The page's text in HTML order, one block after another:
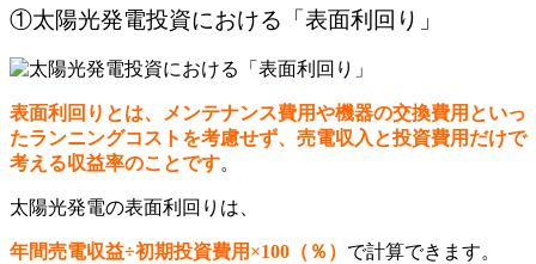
①太陽光発電投資における「表面利回り」
表面利回りとは、メンテナンス費用や機器の交換費用といっ
たランニングコストを考慮せず、売電収入と投資費用だけで
考える収益率のことです。
太陽光発電の表面利回りは、
年間売電収益÷初期投資費用×100（％） で計算できます。